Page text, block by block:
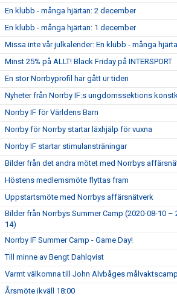
En klubb - många hjärtan: 2 december
En klubb - många hjärtan: 1 december
Missa inte vår julkalender: En klubb - många
Minst 25% på ALLT! Black Friday på INTERSPORT
En stor Norrbyprofil har gått ur tiden
Nyheter från Norrby IF:s ungdomssektions
Norrby IF för Världens Barn
Norrby för Norrby startar läxhjälp för vuxna
Norrby IF startar stimulansträningar
Bilder från det andra mötet med Norrbys
Höstens medlemsmöte flyttas fram
Uppstartsmöte med Norrbys affärsnätverk
Bilder från Norrbys Summer Camp (2020-08-10 –
14)
Norrby IF Summer Camp - Game Day!
Till minne av Bengt Dahlqvist
Varmt välkomna till John Alvbåges
Årsmöte ikväll 18:00